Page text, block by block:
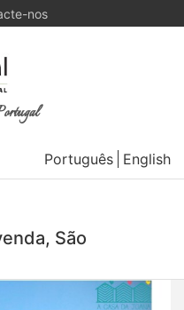
nos
Português English
São